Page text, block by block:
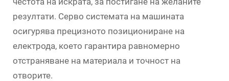
резултати. Серво системата на машината
осигурява прецизното позициониране на
електрода, което гарантира равномерно
отстраняване на материала и точност на
отворите.